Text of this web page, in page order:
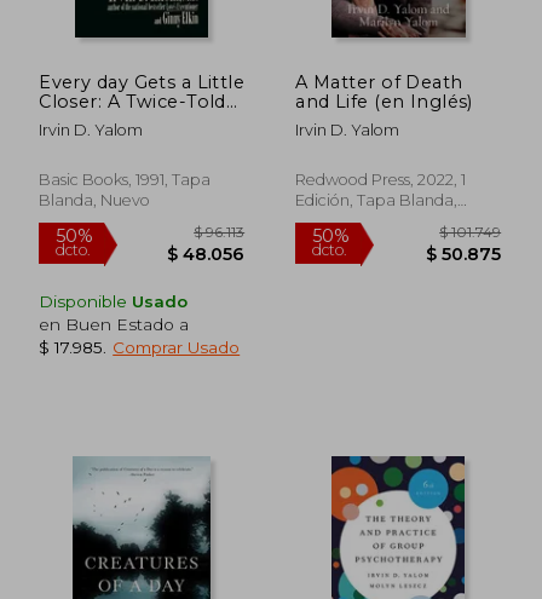
50%
dcto. $ 55.589
50%
dcto.
Every day Gets a Little
Closer: A Twice-Told
Therapy (en Inglés)
Irvin D. Yalom
Basic Books, 1991, Tapa
Blanda, Nuevo
Disponible Usado
en Buen Estado a
$ 17.985
Comprar Usado
A Matter of Death
and Life (en Inglés)
Irvin D. Yalom
Redwood Press, 2022, 1
Edición, Tapa Blanda,
Nuevo